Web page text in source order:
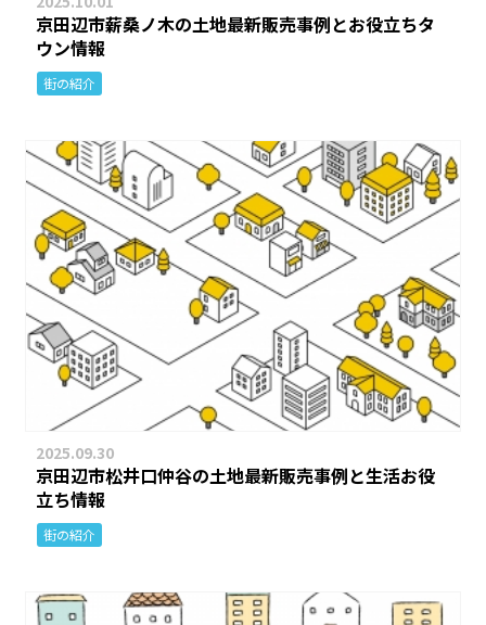
京田辺市薪桑ノ木の土地最新販売事例とお役立ちタ
ウン情報
街の紹介
2025.09.30
京田辺市松井口仲谷の土地最新販売事例と生活お役
立ち情報
街の紹介